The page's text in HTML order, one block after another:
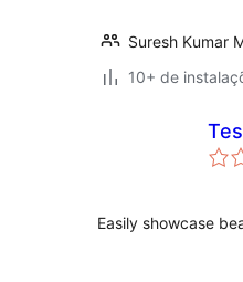
Suresh Kumar
10+ de
Easily showcase